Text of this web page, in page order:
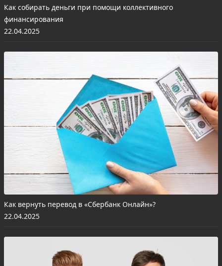
Как собирать деньги при помощи коллективного
финансирования
22.04.2025
Как вернуть перевод в «Сбербанк Онлайн»?
22.04.2025